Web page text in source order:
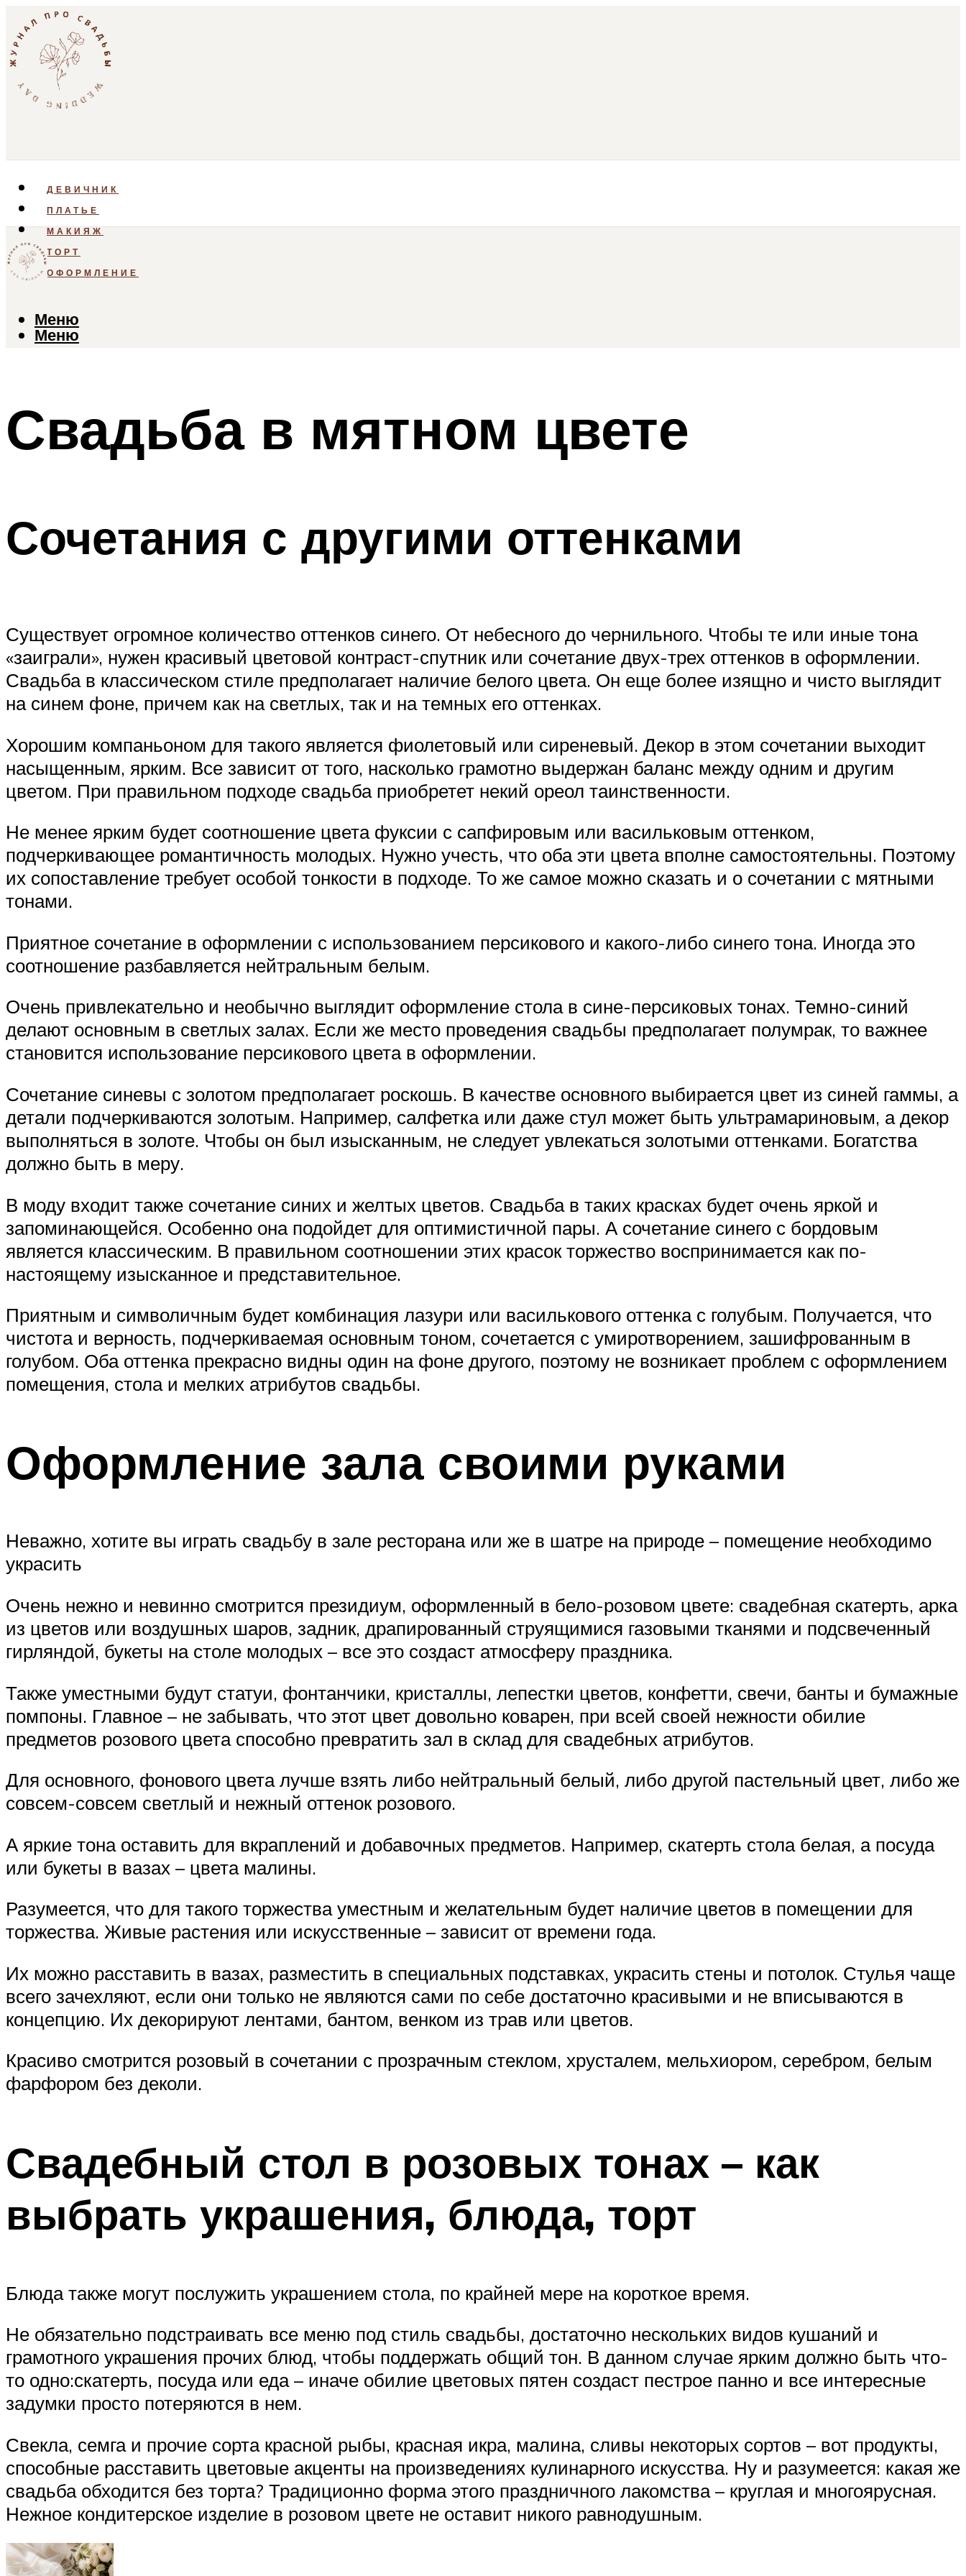
ДЕВИЧНИК
ПЛАТЬЕ
МАКИЯЖ
ТОРТ
ОФОРМЛЕНИЕ
Меню
Меню
Свадьба в мятном цвете
Сочетания с другими оттенками
Существует огромное количество оттенков синего. От небесного до чернильного. Чтобы те или иные тона
«заиграли», нужен красивый цветовой контраст-спутник или сочетание двух-трех оттенков в оформлении.
Свадьба в классическом стиле предполагает наличие белого цвета. Он еще более изящно и чисто выглядит
на синем фоне, причем как на светлых, так и на темных его оттенках.
Хорошим компаньоном для такого является фиолетовый или сиреневый. Декор в этом сочетании выходит
насыщенным, ярким. Все зависит от того, насколько грамотно выдержан баланс между одним и другим
цветом. При правильном подходе свадьба приобретет некий ореол таинственности.
Не менее ярким будет соотношение цвета фуксии с сапфировым или васильковым оттенком,
подчеркивающее романтичность молодых. Нужно учесть, что оба эти цвета вполне самостоятельны. Поэтому
их сопоставление требует особой тонкости в подходе. То же самое можно сказать и о сочетании с мятными
тонами.
Приятное сочетание в оформлении с использованием персикового и какого-либо синего тона. Иногда это
соотношение разбавляется нейтральным белым.
Очень привлекательно и необычно выглядит оформление стола в сине-персиковых тонах. Темно-синий
делают основным в светлых залах. Если же место проведения свадьбы предполагает полумрак, то важнее
становится использование персикового цвета в оформлении.
Сочетание синевы с золотом предполагает роскошь. В качестве основного выбирается цвет из синей гаммы, а
детали подчеркиваются золотым. Например, салфетка или даже стул может быть ультрамариновым, а декор
выполняться в золоте. Чтобы он был изысканным, не следует увлекаться золотыми оттенками. Богатства
должно быть в меру.
В моду входит также сочетание синих и желтых цветов. Свадьба в таких красках будет очень яркой и
запоминающейся. Особенно она подойдет для оптимистичной пары. А сочетание синего с бордовым
является классическим. В правильном соотношении этих красок торжество воспринимается как по-
настоящему изысканное и представительное.
Приятным и символичным будет комбинация лазури или василькового оттенка с голубым. Получается, что
чистота и верность, подчеркиваемая основным тоном, сочетается с умиротворением, зашифрованным в
голубом. Оба оттенка прекрасно видны один на фоне другого, поэтому не возникает проблем с оформлением
помещения, стола и мелких атрибутов свадьбы.
Оформление зала своими руками
Неважно, хотите вы играть свадьбу в зале ресторана или же в шатре на природе – помещение необходимо
украсить
Очень нежно и невинно смотрится президиум, оформленный в бело-розовом цвете: свадебная скатерть, арка
из цветов или воздушных шаров, задник, драпированный струящимися газовыми тканями и подсвеченный
гирляндой, букеты на столе молодых – все это создаст атмосферу праздника.
Также уместными будут статуи, фонтанчики, кристаллы, лепестки цветов, конфетти, свечи, банты и бумажные
помпоны. Главное – не забывать, что этот цвет довольно коварен, при всей своей нежности обилие
предметов розового цвета способно превратить зал в склад для свадебных атрибутов.
Для основного, фонового цвета лучше взять либо нейтральный белый, либо другой пастельный цвет, либо же
совсем-совсем светлый и нежный оттенок розового.
А яркие тона оставить для вкраплений и добавочных предметов. Например, скатерть стола белая, а посуда
или букеты в вазах – цвета малины.
Разумеется, что для такого торжества уместным и желательным будет наличие цветов в помещении для
торжества. Живые растения или искусственные – зависит от времени года.
Их можно расставить в вазах, разместить в специальных подставках, украсить стены и потолок. Стулья чаще
всего зачехляют, если они только не являются сами по себе достаточно красивыми и не вписываются в
концепцию. Их декорируют лентами, бантом, венком из трав или цветов.
Красиво смотрится розовый в сочетании с прозрачным стеклом, хрусталем, мельхиором, серебром, белым
фарфором без деколи.
Свадебный стол в розовых тонах – как
выбрать украшения, блюда, торт
Блюда также могут послужить украшением стола, по крайней мере на короткое время.
Не обязательно подстраивать все меню под стиль свадьбы, достаточно нескольких видов кушаний и
грамотного украшения прочих блюд, чтобы поддержать общий тон. В данном случае ярким должно быть что-
то одно:скатерть, посуда или еда – иначе обилие цветовых пятен создаст пестрое панно и все интересные
задумки просто потеряются в нем.
Свекла, семга и прочие сорта красной рыбы, красная икра, малина, сливы некоторых сортов – вот продукты,
способные расставить цветовые акценты на произведениях кулинарного искусства. Ну и разумеется: какая же
свадьба обходится без торта? Традиционно форма этого праздничного лакомства – круглая и многоярусная.
Нежное кондитерское изделие в розовом цвете не оставит никого равнодушным.